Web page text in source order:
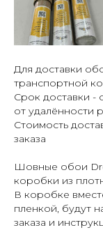
Для доставки
транспортной
Срок доставки -
от удалённости
Стоимость
заказа
Шовные обои
коробки из
В коробке
пленкой, будут
заказа и